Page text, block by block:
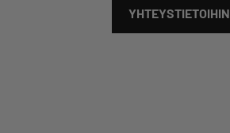
YHTEYSTIETOIHIN